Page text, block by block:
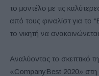
το μοντέλο με τις
από τους φιναλίστ για το
το νικητή να
Αναλύοντας το σκεπτικό
«CompanyBest 2020» στη